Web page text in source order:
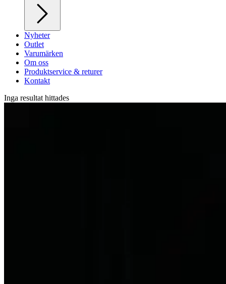
Nyheter
Outlet
Varumärken
Om oss
Produktservice & returer
Kontakt
Inga resultat hittades